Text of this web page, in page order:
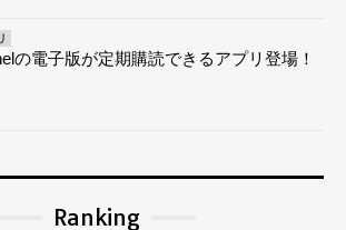
の電子版が定期購読できるアプリ登場！
Ranking